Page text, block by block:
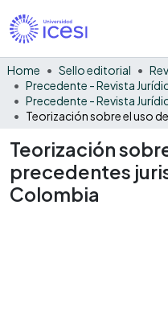
Home Sello editorial
Precedente - Revista
Teorización
precedentes
Colombia